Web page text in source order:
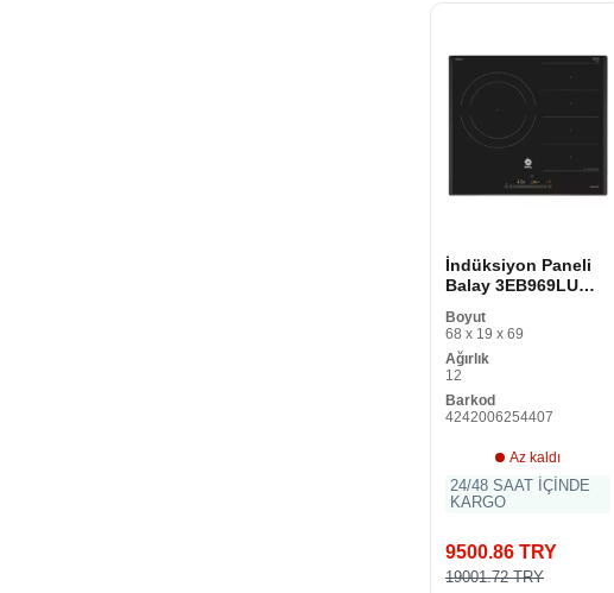
İndüksiyon Paneli
Balay 3EB969LU
kızartmaSensör 60
Boyut
68 x 19 x 69
Ağırlık
12
Barkod
4242006254407
Az kaldı
24/48 SAAT İÇİNDE
KARGO
9500.86 TRY
19001.72 TRY